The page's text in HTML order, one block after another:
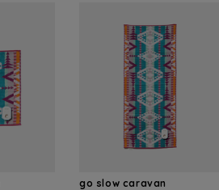
go slow caravan